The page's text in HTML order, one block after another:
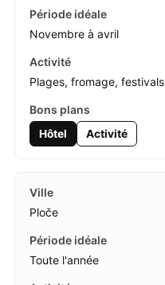
Novembre à avril
Plages, fromage, festivals
Hôtel Activité
Ploče
Toute l'année